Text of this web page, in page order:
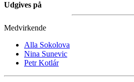
Udgives på
Medvirkende
Alla Sokolova
Nina Sunevic
Petr Kotlár